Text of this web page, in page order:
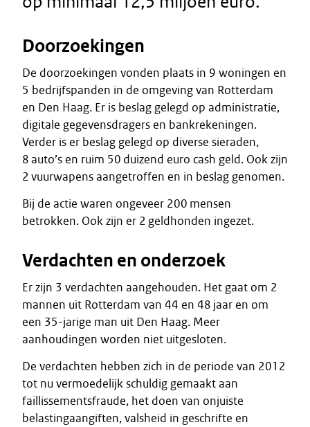
Doorzoekingen
De doorzoekingen vonden plaats in 9 woningen en
5 bedrijfspanden in de omgeving van Rotterdam
en Den Haag. Er is beslag gelegd op administratie,
digitale gegevensdragers en bankrekeningen.
Verder is er beslag gelegd op diverse sieraden,
8 auto’s en ruim 50 duizend euro cash geld. Ook zijn
2 vuurwapens aangetroffen en in beslag genomen.
Bij de actie waren ongeveer 200 mensen
betrokken. Ook zijn er 2 geldhonden ingezet.
Verdachten en onderzoek
Er zijn 3 verdachten aangehouden. Het gaat om 2
mannen uit Rotterdam van 44 en 48 jaar en om
een 35-jarige man uit Den Haag. Meer
aanhoudingen worden niet uitgesloten.
De verdachten hebben zich in de periode van 2012
tot nu vermoedelijk schuldig gemaakt aan
faillissementsfraude, het doen van onjuiste
belastingaangiften, valsheid in geschrifte en